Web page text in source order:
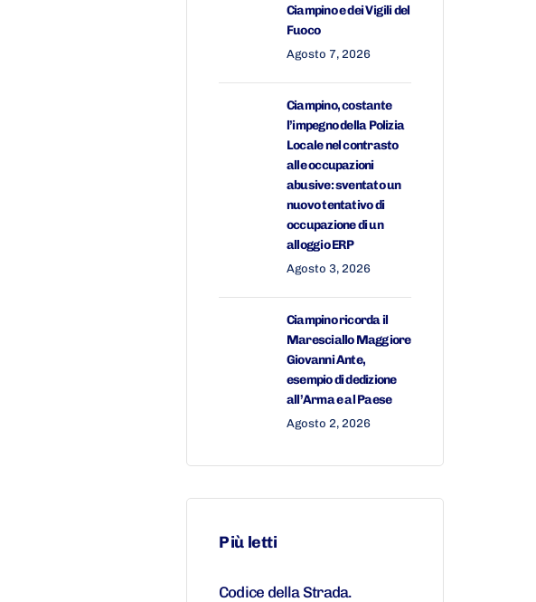
Ciampino e dei Vigili del
Fuoco
Agosto 7, 2026
Ciampino, costante
l’impegno della Polizia
Locale nel contrasto
alle occupazioni
abusive: sventato un
nuovo tentativo di
occupazione di un
alloggio ERP
Agosto 3, 2026
Ciampino ricorda il
Maresciallo Maggiore
Giovanni Ante,
esempio di dedizione
all’Arma e al Paese
Agosto 2, 2026
Più letti
Codice della Strada.